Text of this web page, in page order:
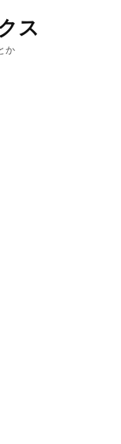
ス
か